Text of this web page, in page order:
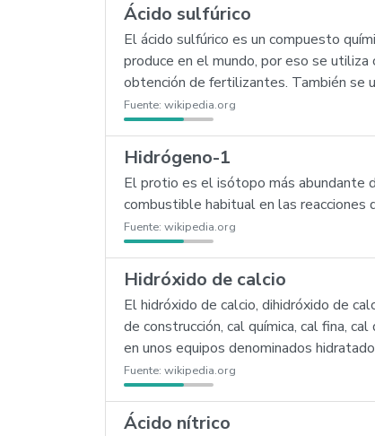
Ácido sulfúrico
El ácido sulfúrico es un compuesto
produce en el mundo, por eso se
obtención de fertilizantes. También se
Fuente: wikipedia.org
Hidrógeno-1
El protio es el isótopo más abundante
combustible habitual en las reacciones
Fuente: wikipedia.org
Hidróxido de calcio
El hidróxido de calcio, dihidróxido de
de construcción, cal química, cal fina,
en unos equipos denominados
Fuente: wikipedia.org
Ácido nítrico